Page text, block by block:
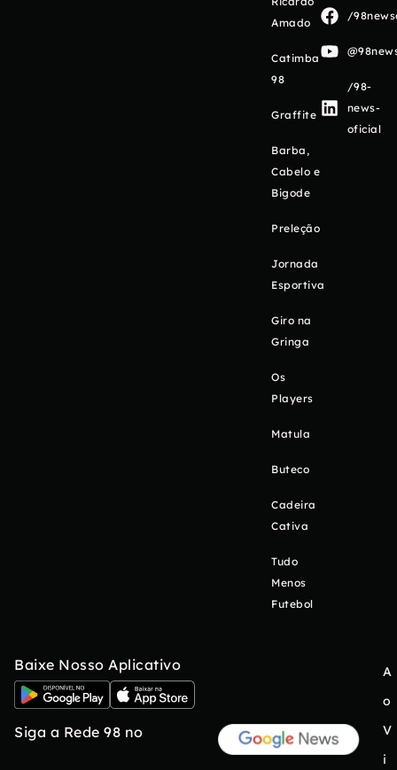
Amado
Catimba
98
Graffite
Barba,
Cabelo e
Bigode
Preleção
Jornada
Esportiva
Giro na
Gringa
Os
Players
Matula
Buteco
Cadeira
Cativa
Tudo
Menos
Futebol
/
/98-
news-
oficial
Baixe Nosso Aplicativo
Siga a Rede 98 no
A
o
V
i